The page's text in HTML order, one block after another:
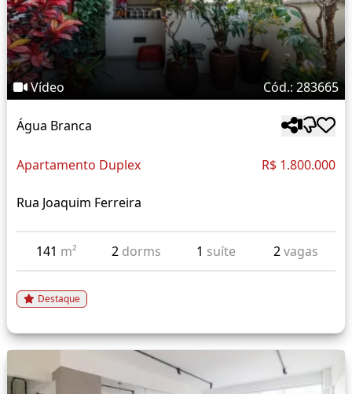
Vídeo Cód.: 283665
Água Branca
Apartamento Duplex R$ 1.800.000
Rua Joaquim Ferreira
141 m² 2 dorms 1 suíte 2vagas
Destaque